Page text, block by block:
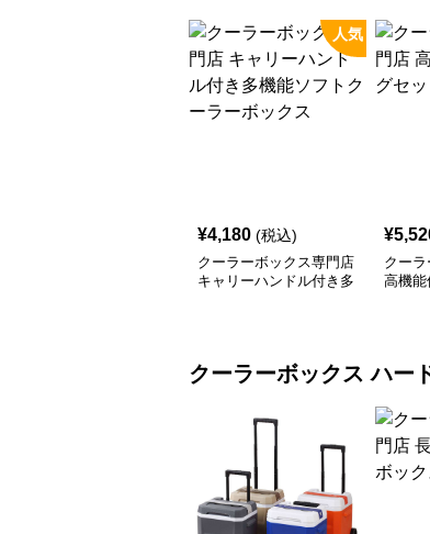
人気
¥4,180 (税込)
クーラーボックス専門店
キャリーハンドル付き多
¥
クー
高機能
クーラーボックス ハー